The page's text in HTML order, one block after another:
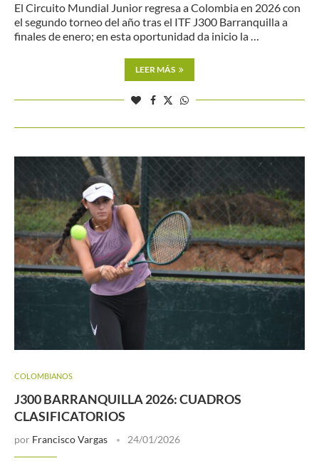
El Circuito Mundial Junior regresa a Colombia en 2026 con
el segundo torneo del año tras el ITF J300 Barranquilla a
finales de enero; en esta oportunidad da inicio la …
LEER MÁS
COLOMBIANOS
J300 BARRANQUILLA 2026: CUADROS
CLASIFICATORIOS
por Francisco Vargas 24/01/2026